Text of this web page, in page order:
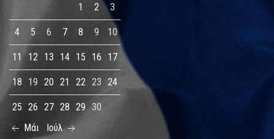
1 2 3
4 5 6 7 8 9 10
11 12 13 14 15 16 17
18 19 20 21 22 23 24
25 26 27 28 29 30
Μάι
Ιούλ